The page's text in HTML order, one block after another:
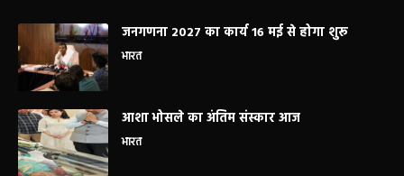
जनगणना 2027 का कार्य 16 मई से होगा शुरू
भारत
आशा भोसले का अंतिम संस्कार आज
भारत